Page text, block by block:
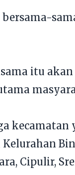
itu
Cipulir,